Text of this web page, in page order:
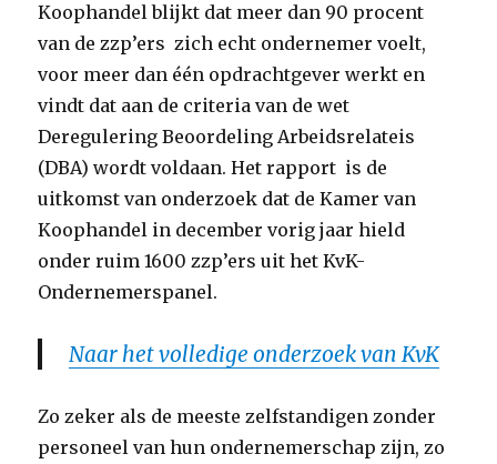
Koophandel blijkt dat meer dan 90 procent
van de zzp’ers zich echt ondernemer voelt,
voor meer dan één opdrachtgever werkt en
vindt dat aan de criteria van de wet
Deregulering Beoordeling Arbeidsrelateis
(DBA) wordt voldaan. Het rapport is de
uitkomst van onderzoek dat de Kamer van
Koophandel in december vorig jaar hield
onder ruim 1600 zzp’ers uit het KvK-
Ondernemerspanel.
Naar het volledige onderzoek van KvK
Zo zeker als de meeste zelfstandigen zonder
personeel van hun ondernemerschap zijn, zo